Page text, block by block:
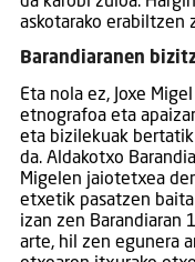
askotarako erabiltzen
Barandiaranen
Eta nola ez, Joxe
etnografoa eta
eta bizilekuak
da. Aldakotxo
Migelen jaiotetxea
etxetik pasatzen
izan zen
arte, hil zen egunera